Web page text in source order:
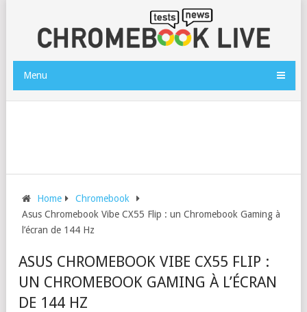
Menu
Home
Chromebook
Asus Chromebook Vibe CX55 Flip : un Chromebook Gaming à
l’écran de 144 Hz
ASUS CHROMEBOOK VIBE CX55 FLIP :
UN CHROMEBOOK GAMING À L’ÉCRAN
DE 144 HZ